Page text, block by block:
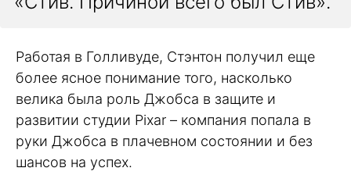
Работая в Голливуде, Стэнтон получил еще
более ясное понимание того, насколько
велика была роль Джобса в защите и
развитии студии Pixar – компания попала в
руки Джобса в плачевном состоянии и без
шансов на успех.